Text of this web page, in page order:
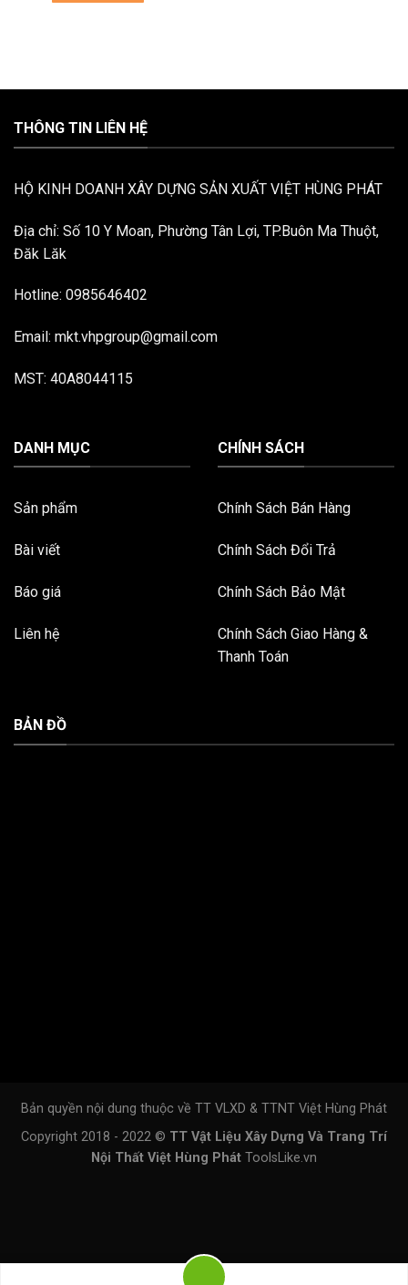
THÔNG TIN LIÊN HỆ
HỘ KINH DOANH XÂY DỰNG SẢN XUẤT VIỆT HÙNG PHÁT
Địa chỉ: Số 10 Y Moan, Phường Tân Lợi, TP.Buôn Ma Thuột,
Đăk Lăk
Hotline: 0985646402
Email: mkt.vhpgroup@gmail.com
MST: 40A8044115
DANH MỤC
Sản phẩm
Bài viết
Báo giá
Liên hệ
CHÍNH SÁCH
Chính Sách Bán Hàng
Chính Sách Đổi Trả
Chính Sách Bảo Mật
Chính Sách Giao Hàng &
Thanh Toán
BẢN ĐỒ
Bản quyền nội dung thuộc về TT VLXD & TTNT Việt Hùng Phát
Copyright 2018 - 2022 © TT Vật Liệu Xây Dựng Và Trang Trí
Nội Thất Việt Hùng Phát ToolsLike.vn